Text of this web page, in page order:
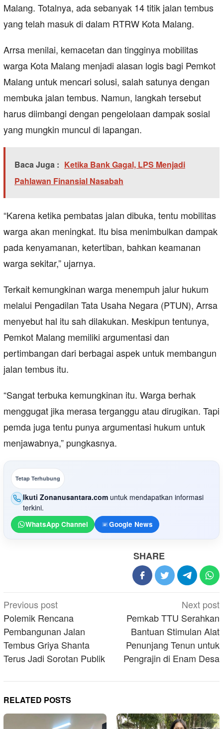
Malang. Totalnya, ada sebanyak 14 titik jalan tembus
yang telah masuk di dalam RTRW Kota Malang.
Arrsa menilai, kemacetan dan tingginya mobilitas
warga Kota Malang menjadi alasan logis bagi Pemkot
Malang untuk mencari solusi, salah satunya dengan
membuka jalan tembus. Namun, langkah tersebut
harus diimbangi dengan pengelolaan dampak sosial
yang mungkin muncul di lapangan.
Baca Juga : Ketika Bank Gagal, LPS Menjadi
Pahlawan Finansial Nasabah
“Karena ketika pembatas jalan dibuka, tentu mobilitas
warga akan meningkat. Itu bisa menimbulkan dampak
pada kenyamanan, ketertiban, bahkan keamanan
warga sekitar,” ujarnya.
Terkait kemungkinan warga menempuh jalur hukum
melalui Pengadilan Tata Usaha Negara (PTUN), Arrsa
menyebut hal itu sah dilakukan. Meskipun tentunya,
Pemkot Malang memiliki argumentasi dan
pertimbangan dari berbagai aspek untuk membangun
jalan tembus itu.
“Sangat terbuka kemungkinan itu. Warga berhak
menggugat jika merasa terganggu atau dirugikan. Tapi
pemda juga tentu punya argumentasi hukum untuk
menjawabnya,” pungkasnya.
Tetap Terhubung
Ikuti Zonanusantara.com untuk mendapatkan informasi
terkini.
WhatsApp Channel Google News
SHARE
Post
navigation
Previous post
Polemik Rencana
Pembangunan Jalan
Tembus Griya Shanta
Terus Jadi Sorotan Publik
Next post
Pemkab TTU Serahkan
Bantuan Stimulan Alat
Penunjang Tenun untuk
Pengrajin di Enam Desa
RELATED POSTS